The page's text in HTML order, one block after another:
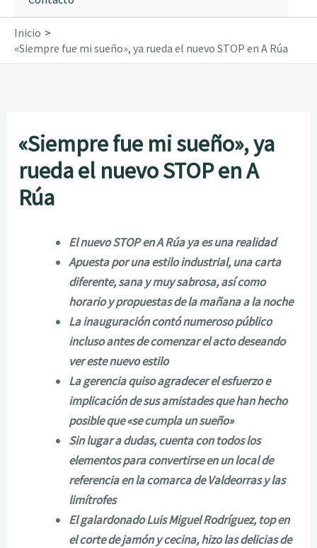
Inicio
«Siempre fue mi sueño», ya rueda el nuevo STOP en A Rúa
«Siempre fue mi sueño», ya
rueda el nuevo STOP en A
Rúa
El nuevo STOP en A Rúa ya es unarealidad
Apuesta por una estilo industrial, una carta
diferente, sana y muy sabrosa, así como
horario y propuestas de la mañana a la noche
La inauguración contó numeroso público
incluso antes de comenzar el acto deseando
ver este nuevo estilo
La gerencia quiso agradecer el esfuerzo e
implicación de sus amistades que han hecho
posible que «se cumpla un sueño»
Sin lugar a dudas, cuenta con todos los
elementos para convertirse en un local de
referencia en la comarca de Valdeorras y las
limítrofes
El galardonado Luis Miguel Rodríguez, top en
el corte de jamón y cecina, hizo las delicias de